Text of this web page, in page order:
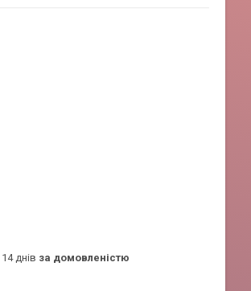
днів за домовленістю